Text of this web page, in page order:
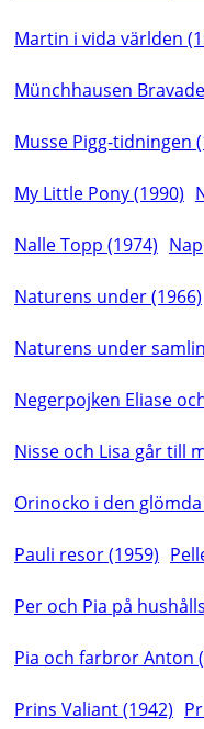
Martin i vida världen
Münchhausen
Musse Pigg-tidningen
My Little Pony (1990)
Nalle Topp (1974)
Naturens under (1966)
Naturens under
Negerpojken Eliase
Nisse och Lisa går till
Orinocko i den
Pauli resor (1959)
Per och Pia på
Pia och farbror Anton
Prins Valiant (1942)